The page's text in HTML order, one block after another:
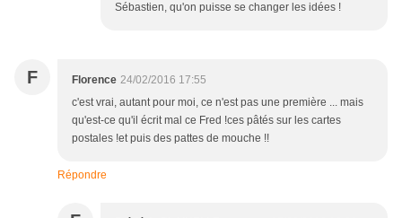
Sébastien, qu'on puisse se changer les idées !
F Florence 24/02/2016 17:55
c'est vrai, autant pour moi, ce n'est pas une première ... mais
qu'est-ce qu'il écrit mal ce Fred !ces pâtés sur les cartes
postales !et puis des pattes de mouche !!
Répondre